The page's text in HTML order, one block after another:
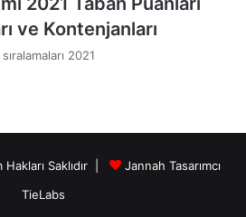
ve Kontenjanları
2021
Saklıdır |
Jannah Tasarımcı
TieLabs